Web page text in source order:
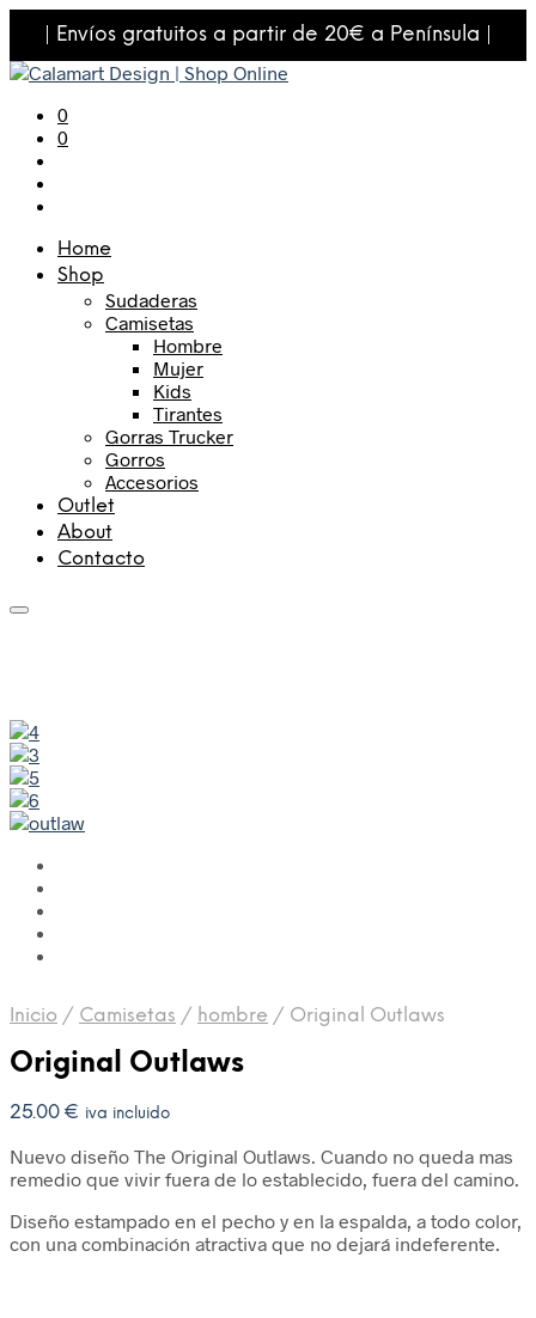
| Envíos gratuitos a partir de 20€ a Península |
0
0
Home
Shop
Sudaderas
Camisetas
Hombre
Mujer
Kids
Tirantes
Gorras Trucker
Gorros
Accesorios
Outlet
About
Contacto
Inicio / Camisetas / hombre / Original Outlaws
Original Outlaws
25.00 € iva incluido
Nuevo diseño The Original Outlaws. Cuando no queda mas
remedio que vivir fuera de lo establecido, fuera del camino.
Diseño estampado en el pecho y en la espalda, a todo color,
con una combinación atractiva que no dejará indeferente.